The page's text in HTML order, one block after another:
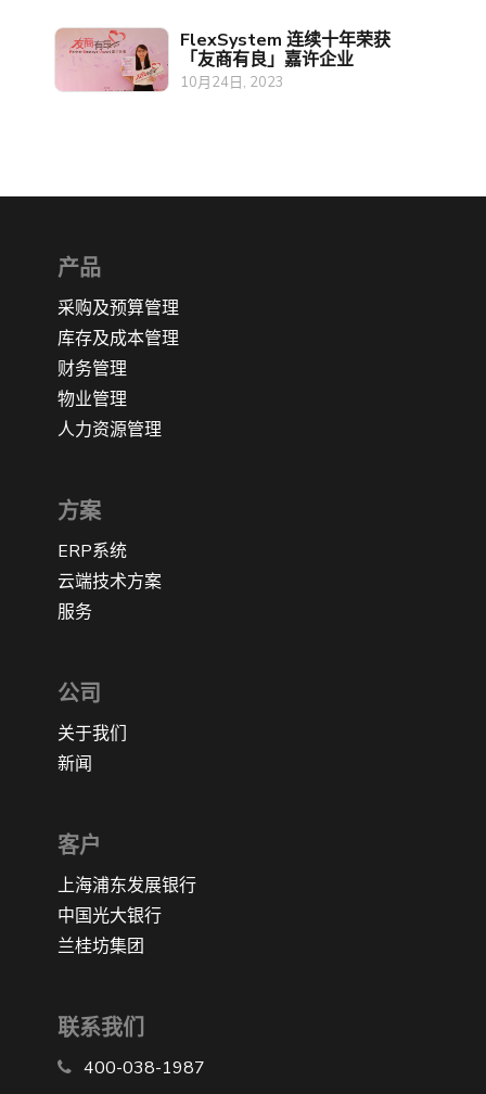
FlexSystem 连续十年荣获
「友商有良」嘉许企业
10月24日, 2023
产品
采购及预算管理
库存及成本管理
财务管理
物业管理
人力资源管理
方案
ERP系统
云端技术方案
服务
公司
关于我们
新闻
客户
上海浦东发展银行
中国光大银行
兰桂坊集团
联系我们
400-038-1987